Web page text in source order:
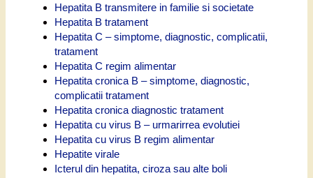
Hepatita B transmitere in familie si societate
Hepatita B tratament
Hepatita C – simptome, diagnostic, complicatii,
tratament
Hepatita C regim alimentar
Hepatita cronica B – simptome, diagnostic,
complicatii tratament
Hepatita cronica diagnostic tratament
Hepatita cu virus B – urmarirrea evolutiei
Hepatita cu virus B regim alimentar
Hepatite virale
Icterul din hepatita, ciroza sau alte boli